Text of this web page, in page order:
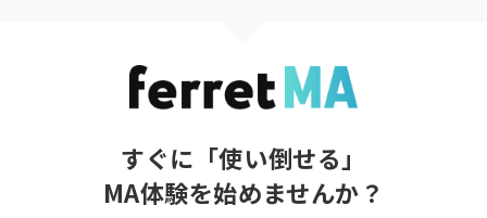
すぐに「使い倒せる」
MA体験を始めませんか？